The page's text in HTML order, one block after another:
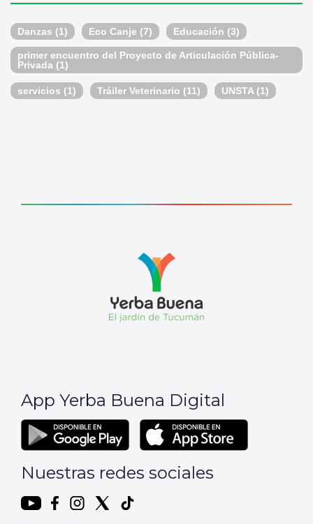
Danzas (1) Eco Canje (7) Educación (3)
primer encuentro del Proyecto de Articulación Pública-
Privada (1)
servicios (1) Tráiler Veterinario (11) UNSTA(1)
App Yerba Buena Digital
Nuestras redes sociales